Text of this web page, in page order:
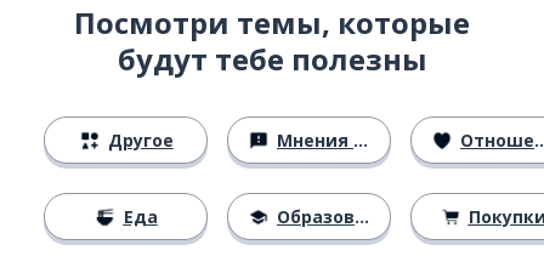
Посмотри темы, которые
будут тебе полезны
Другое
Еда
Мнения и убеждения
Образование
Отношения